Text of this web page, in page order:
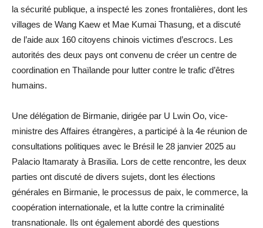
la sécurité publique, a inspecté les zones frontalières, dont les
villages de Wang Kaew et Mae Kumai Thasung, et a discuté
de l’aide aux 160 citoyens chinois victimes d’escrocs. Les
autorités des deux pays ont convenu de créer un centre de
coordination en Thaïlande pour lutter contre le trafic d’êtres
humains.
Une délégation de Birmanie, dirigée par U Lwin Oo, vice-
ministre des Affaires étrangères, a participé à la 4e réunion de
consultations politiques avec le Brésil le 28 janvier 2025 au
Palacio Itamaraty à Brasilia. Lors de cette rencontre, les deux
parties ont discuté de divers sujets, dont les élections
générales en Birmanie, le processus de paix, le commerce, la
coopération internationale, et la lutte contre la criminalité
transnationale. Ils ont également abordé des questions